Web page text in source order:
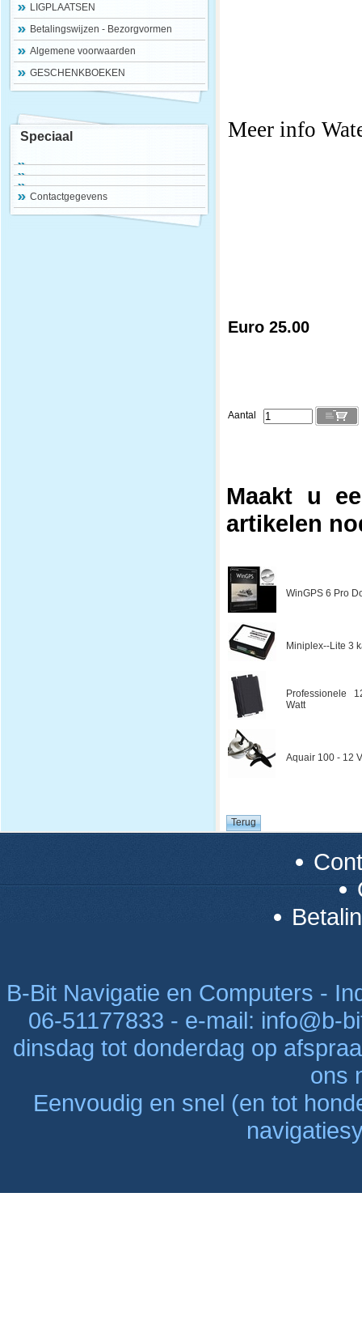
LIGPLAATSEN
Betalingswijzen - Bezorgvormen
Algemene voorwaarden
GESCHENKBOEKEN
Speciaal
Contactgegevens
Meer info
Euro 25.00
Aantal
Maakt u
artikelen
WinGPS 6 Pro
Miniplex--Lite 3
Professionele
Watt
Aquair 100 - 12
B-Bit Navigatie en Computers -
06-51177833 - e-mail: info@b-
dinsdag tot donderdag op
ons
Eenvoudig en snel (en tot